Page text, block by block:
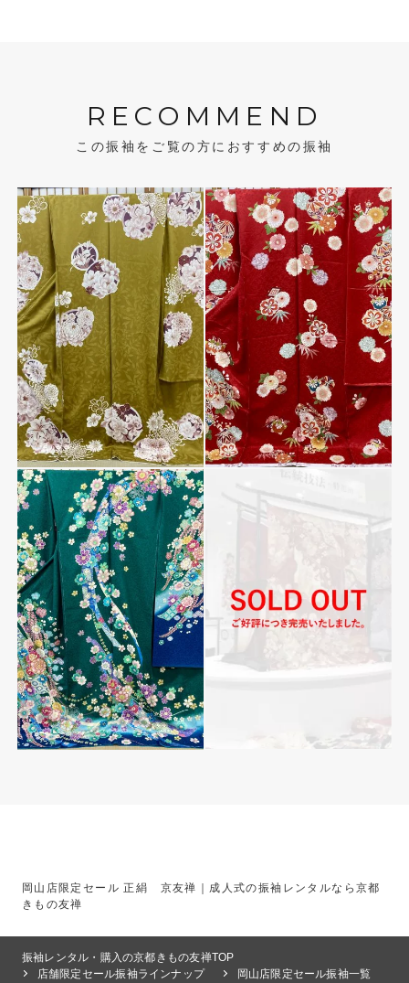
RECOMMEND
この振袖をご覧の方におすすめの振袖
岡山店限定セール 正絹 京友禅｜成人式の振袖レンタルなら京都
きもの友禅
振袖レンタル・購入の京都きもの友禅TOP
店舗限定セール振袖ラインナップ
岡山店限定セール振袖一覧